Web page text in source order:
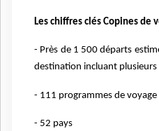
Les chiffres clés Copines de
- Près de 1 500 départs
destination incluant plusieurs
- 111 programmes de voyage
- 52 pays